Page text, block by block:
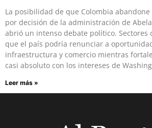
La posibilidad de que Colombia abandone
por decisión de la administración de
abrió un intenso debate político. Sectores
que el país podría renunciar a
infraestructura y comercio mientras
casi absoluto con los intereses de
Leer más »